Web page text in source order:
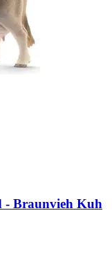
-​ Braunvieh Kuh